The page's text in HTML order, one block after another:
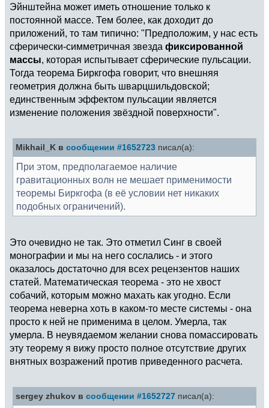
Эйнштейна может иметь отношение только к
постоянной массе. Тем более, как доходит до
приложений, то там типично: "Предположим, у нас есть
сферически-симметричная звезда фиксированной
массы, которая испытывает сферические пульсации.
Тогда теорема Биркгофа говорит, что внешняя
геометрия должна быть шварцшильдовской;
единственным эффектом пульсации является
изменение положения звёздной поверхности".
Mikhail_K в сообщении #1652723 писал(а):
При этом, предполагаемое наличие
гравитационных волн не мешает применимости
теоремы Биркгофа (в её условии нет никаких
подобных ограничений).
Это очевидно не так. Это отметил Синг в своей
монографии и мы на него сослались - и этого
оказалось достаточно для всех рецензентов наших
статей. Математическая теорема - это не хвост
собачий, которым можно махать как угодно. Если
теорема неверна хоть в каком-то месте системы - она
просто к ней не применима в целом. Умерла, так
умерла. В неувядаемом желании снова помассировать
эту теорему я вижу просто полное отсутствие других
внятных возражений против приведенного расчета.
sergey zhukov в сообщении #1652727 писал(а):